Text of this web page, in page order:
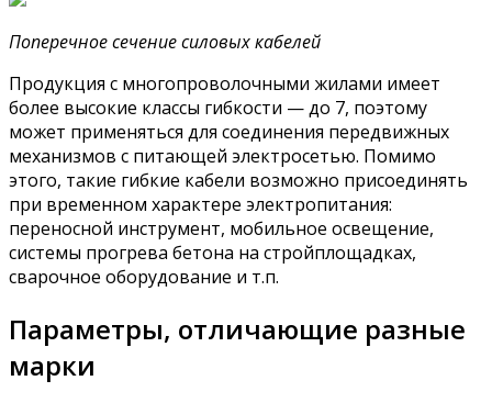
Поперечное сечение силовых кабелей
Продукция с многопроволочными жилами имеет
более высокие классы гибкости — до 7, поэтому
может применяться для соединения передвижных
механизмов с питающей электросетью. Помимо
этого, такие гибкие кабели возможно присоединять
при временном характере электропитания:
переносной инструмент, мобильное освещение,
системы прогрева бетона на стройплощадках,
сварочное оборудование и т.п.
Параметры, отличающие разные
марки